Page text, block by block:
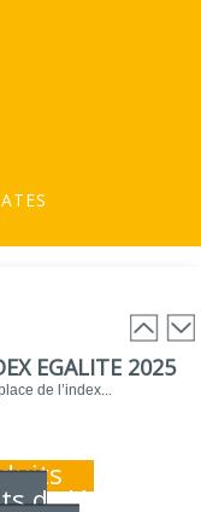
EGALITE 2025
de l’index...
compte, nous...
de Vente